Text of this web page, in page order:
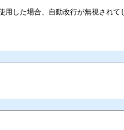
した場合、自動改行が無視されて